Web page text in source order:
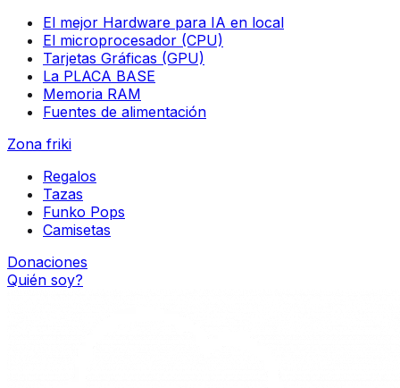
El mejor Hardware para IA en local
El microprocesador (CPU)
Tarjetas Gráficas (GPU)
La PLACA BASE
Memoria RAM
Fuentes de alimentación
Zona friki
Regalos
Tazas
Funko Pops
Camisetas
Donaciones
Quién soy?